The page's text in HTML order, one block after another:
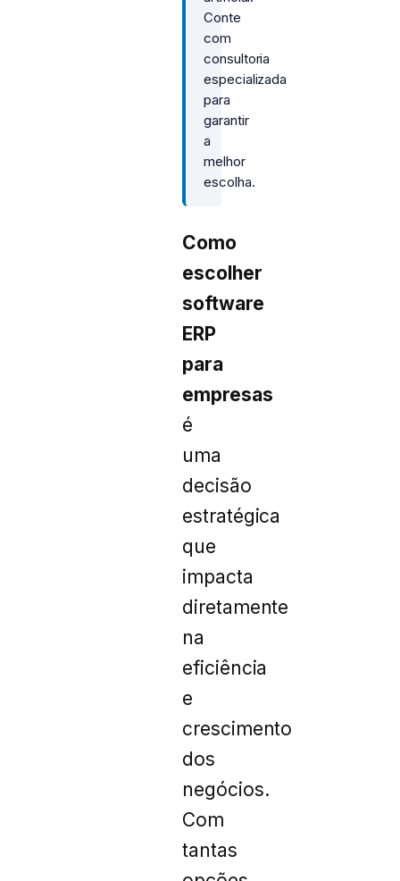
Conte
com
consultoria
especializada
para
garantir
a
melhor
escolha.
Como
escolher
software
ERP
para
empresas
é
uma
decisão
estratégica
que
impacta
diretamente
na
eficiência
e
crescimento
dos
negócios.
Com
tantas